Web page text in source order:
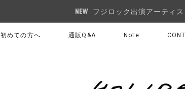
フジロック出演アーティ
初めての方へ 通販Q&A Note